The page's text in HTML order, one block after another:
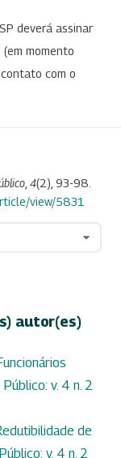
deverá assinar
momento
com o
4(2), 93-98.
view/5831
autor(es)
v. 4 n. 2
de
v. 4 n. 2